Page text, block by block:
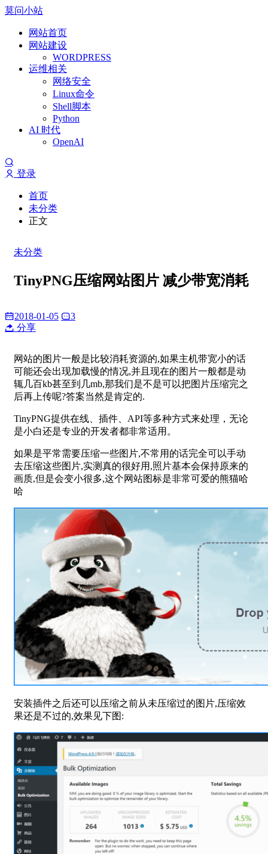
莫问小站
网站首页
网站建设
WORDPRESS
运维相关
网络安全
Linux命令
Shell脚本
Python
AI 时代
OpenAI
登录
首页
未分类
正文
未分类
TinyPNG压缩网站图片 减少带宽消耗
2018-01-05
3
分享
网站的图片一般是比较消耗资源的,如果主机带宽小的话
可能还会出现加载慢的情况,并且现在的图片一般都是动
辄几百kb甚至到几mb,那我们是不是可以把图片压缩完之
后再上传呢?答案当然是肯定的.
TinyPNG提供在线、插件、API等多种方式来处理，无论
是小白还是专业的开发者都非常适用。
如果是平常需要压缩一些图片,不常用的话完全可以手动
去压缩这些图片,实测真的很好用,照片基本会保持原来的
画质,但是会变小很多,这个网站图标是非常可爱的熊猫哈
哈
安装插件之后还可以压缩之前从未压缩过的图片,压缩效
果还是不过的,效果见下图: